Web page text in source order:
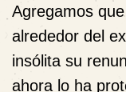
Agregamos
alrededor del
insólita su
ahora lo ha